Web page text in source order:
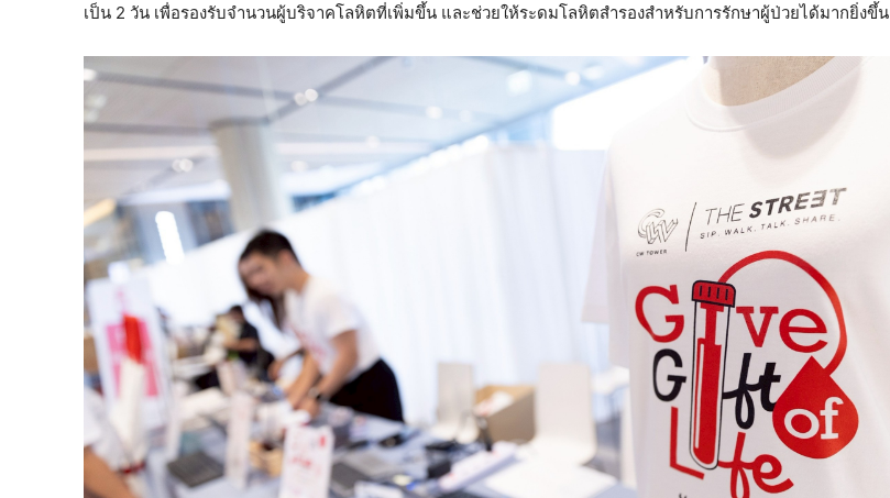
เป็น 2 วัน เพื่อรองรับจำนวนผู้บริจาคโลหิตที่เพิ่มขึ้น และช่วยให้ระดมโลหิตสำรองสำหรับการรักษาผู้ป่วยได้มากยิ่งขึ้น